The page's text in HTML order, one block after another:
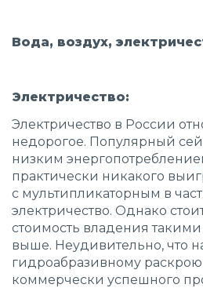
Вода, воздух,
Электричество:
Электричество в России
недорогое. Популярный
низким
практически никакого
с мультипликаторным в
электричество. Однако
стоимость владения
выше. Неудивительно, что
гидроабразивному
коммерчески успешного